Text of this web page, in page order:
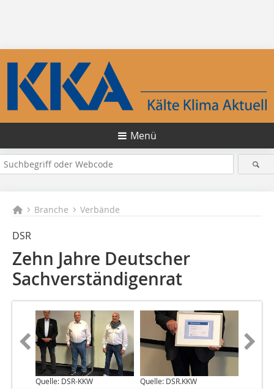
Menü
Branche Verbände
DSR
Zehn Jahre Deutscher
Sachverständigenrat
Quelle: DSR-KKW Quelle: DSR.KKW